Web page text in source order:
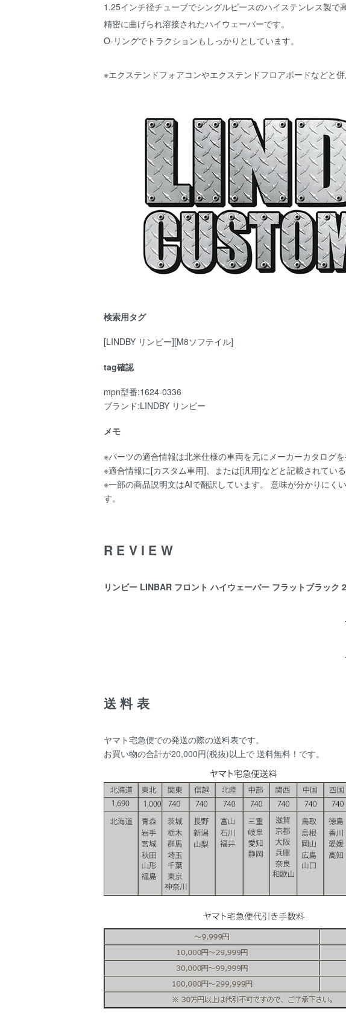
1.25インチ径チューブでシングルピースのハイステンレス製で
精密に曲げられ溶接されたハイウェーバーです。
O-リングでトラクションもしっかりとしています。
※エクステンドフォアコンやエクステンドフロアボードなどと併
検索用タグ
[LINDBY リンビー][M8ソフテイル]
tag確認
mpn型番:1624-0336
ブランド:LINDBY リンビー
メモ
※パーツの適合情報は北米仕様の車両を元にメーカーカタログを
※適合情報に[カスタム車用]、または[汎用]などと記載されてい
※一部の商品説明文はAIで翻訳しています。 意味が分かりにく
す。
REVIEW
リンビー LINBAR フロント ハイウェーバー フラットブラッ
送料表
ヤマト宅急便での発送の際の送料表です。
お買い物の合計が20,000円(税抜)以上で 送料無料！です。